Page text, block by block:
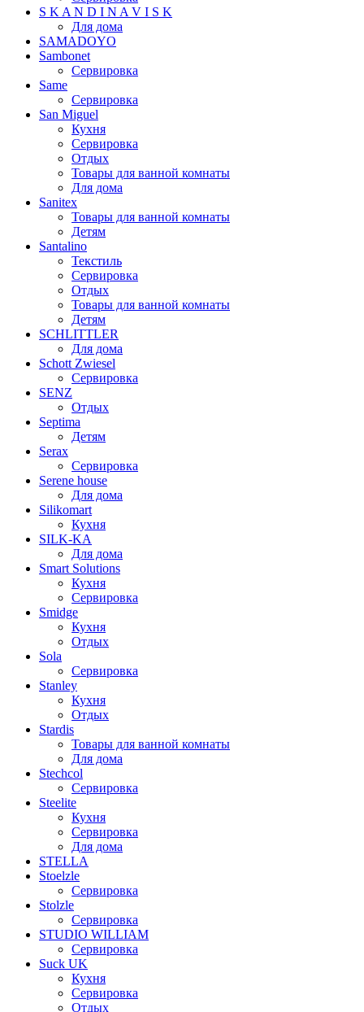
S K A N D I N A V I S K
Для дома
SAMADOYO
Sambonet
Сервировка
Same
Сервировка
San Miguel
Кухня
Сервировка
Отдых
Товары для ванной комнаты
Для дома
Sanitex
Товары для ванной комнаты
Детям
Santalino
Текстиль
Сервировка
Отдых
Товары для ванной комнаты
Детям
SCHLITTLER
Для дома
Schott Zwiesel
Сервировка
SENZ
Отдых
Septima
Детям
Serax
Сервировка
Serene house
Для дома
Silikomart
Кухня
SILK-KA
Для дома
Smart Solutions
Кухня
Сервировка
Smidge
Кухня
Отдых
Sola
Сервировка
Stanley
Кухня
Отдых
Stardis
Товары для ванной комнаты
Для дома
Stechcol
Сервировка
Steelite
Кухня
Сервировка
Для дома
STELLA
Stoelzle
Сервировка
Stolzle
Сервировка
STUDIO WILLIAM
Сервировка
Suck UK
Кухня
Сервировка
Отдых